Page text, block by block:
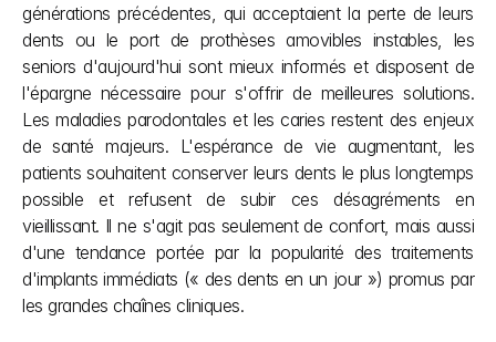
générations précédentes, qui acceptaient la perte de leurs
dents ou le port de prothèses amovibles instables, les
seniors d'aujourd'hui sont mieux informés et disposent de
l'épargne nécessaire pour s'offrir de meilleures solutions.
Les maladies parodontales et les caries restent des enjeux
de santé majeurs. L'espérance de vie augmentant, les
patients souhaitent conserver leurs dents le plus longtemps
possible et refusent de subir ces désagréments en
vieillissant. Il ne s'agit pas seulement de confort, mais aussi
d'une tendance portée par la popularité des traitements
d'implants immédiats (« des dents en un jour ») promus par
les grandes chaînes cliniques.